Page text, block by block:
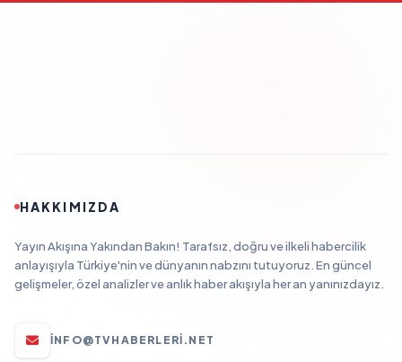
HAKKIMIZDA
Yayın Akışına Yakından Bakın! Tarafsız, doğru ve ilkeli habercilik
anlayışıyla Türkiye'nin ve dünyanın nabzını tutuyoruz. En güncel
gelişmeler, özel analizler ve anlık haber akışıyla her an yanınızdayız.
INFO@TVHABERLERI.NET